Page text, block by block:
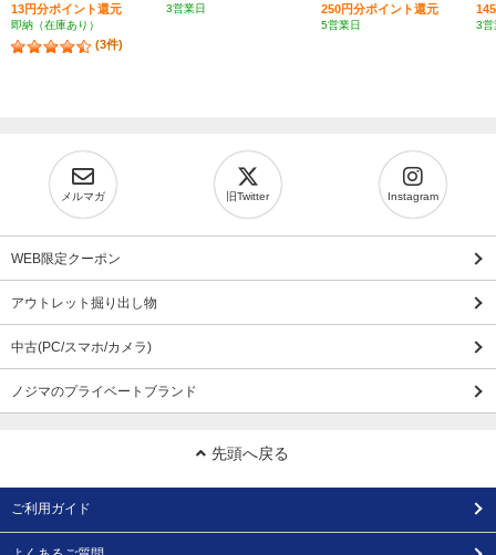
13円分ポイント還元
即納（在庫あり）
(3件)
3営業日
250円分ポイント還元
5営業日 3営
メルマガ 旧Twitter Instagram
WEB限定クーポン
アウトレット掘り出し物
中古(PC/スマホ/カメラ)
ノジマのプライベートブランド
先頭へ戻る
ご利用ガイド